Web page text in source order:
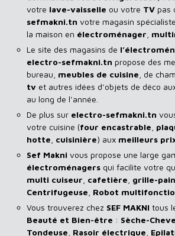
votre lave-vaisselle ou votre TV pas
sefmakni.tn votre magasin
la maison en électroménager
Le site des magasins de
electro-sefmakni.tn propose des
bureau, meubles de cuisine , de
tv et autres idées d’objets de déco
au long de l’année.
De plus sur electro-sefmakni.tn
votre cuisine (four encastrable
hotte cuisinière) aux meilleurs
Sef Makni vous propose une large
électroménagers qui facilite votre
multi cuiseur cafetière grille-pain
Centrifugeuse Robot
Vous trouverez chez SEF MAKNI tous
Beauté et Bien-être : Sèche-
Tondeuse Rasoir électrique